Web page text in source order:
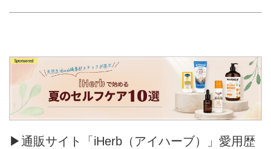
▶通販サイト「iHerb（アイハーブ）」愛用歴